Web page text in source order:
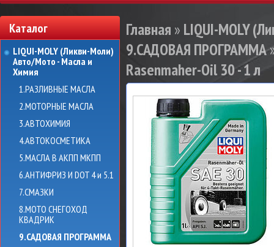
Каталог
LIQUI-MOLY (Ликви-Моли)
Авто/Мото - Масла и
Химия
1.РАЗЛИВНЫЕ МАСЛА
2.МОТОРНЫЕ МАСЛА
3.АВТОХИМИЯ
4.АВТОКОСМЕТИКА
5.МАСЛА В АКПП МКПП
6.АНТИФРИЗ И DOT 4 и 5.1
7.СМАЗКИ
8.МОТО СНЕГОХОД
КВАДРИК
9.САДОВАЯ ПРОГРАММА
Главная » LIQUI-MOLY
9.САДОВАЯ ПРОГРАММА
Rasenmaher-Oil 30 - 1 л